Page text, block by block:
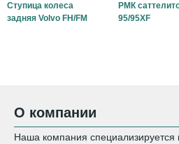
Ступица колеса
задняя Volvo FH/FM
РМК
95/95XF
О компании
Наша компания специализируется